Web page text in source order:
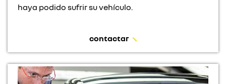
haya podido sufrir su vehículo.
contactar